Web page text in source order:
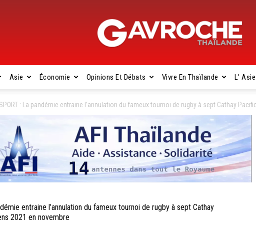
Gavroche
Thaïlande
Asie Économie Opinions Et Débats Vivre En Thaïlande L’
SPORT : La pandémie entraine l’annulation du fameux tournoi de rugby à sept Cathay
entraine l’annulation du fameux tournoi de rugby à sept Cathay
2021 en novembre